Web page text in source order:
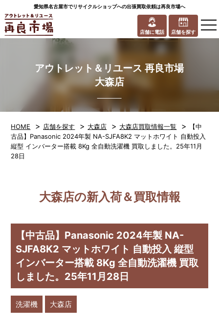
愛知県名古屋市でリサイクルショップへの出張買取依頼は再良市場へ
店舗に電話 店舗を探す
アウトレット＆リユース 再良市場
大森店
HOME > 店舗を探す > 大森店 > 大森店買取情報一覧 >
【中
古品】Panasonic 2024年製 NA-SJFA8K2 マットホワイト 自動投入
縦型 インバーター搭載 8Kg 全自動洗濯機 買取しました。25年11月
28日
大森店の新入荷＆買取情報
【中古品】Panasonic 2024年製 NA-
SJFA8K2 マットホワイト 自動投入 縦型
インバーター搭載 8Kg 全自動洗濯機 買取
しました。25年11月28日
洗濯機 大森店